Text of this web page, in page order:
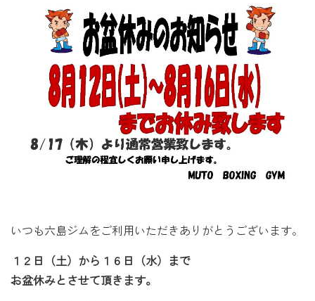
いつも六島ジムをご利用いただきありがとうございます。
１２日（土）から１６日（水）まで
お盆休みとさせて頂きます。